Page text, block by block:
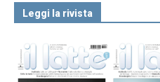
Leggi la rivista